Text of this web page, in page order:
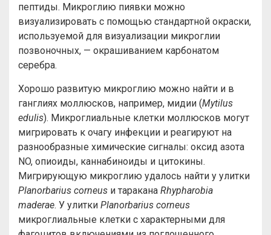
пептиды. Микроглию пиявки можно
визуализировать с помощью стандартной окраски,
используемой для визуализации микроглии
позвоночных, — окрашиванием карбонатом
серебра.
Хорошо развитую микроглию можно найти и в
ганглиях моллюсков, например, мидии (Mytilus
edulis). Микроглиальные клетки моллюсков могут
мигрировать к очагу инфекции и реагируют на
разнообразные химические сигналы: оксид азота
NO, опиоиды, каннабиноиды и цитокины.
Мигрирующую микроглию удалось найти у улитки
Planorbarius corneus и таракана Rhypharobia
maderae. У улитки Planorbarius corneus
микроглиальные клетки с характерными для